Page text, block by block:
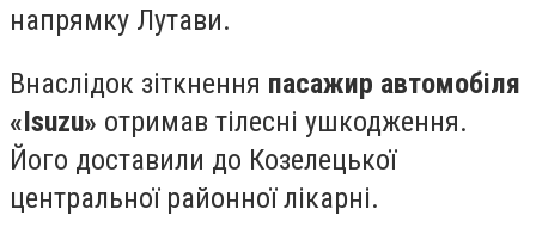
напрямку Лутави.
Внаслідок зіткнення пасажир автомобіля
«Isuzu» отримав тілесні ушкодження.
Його доставили до Козелецької
центральної районної лікарні.